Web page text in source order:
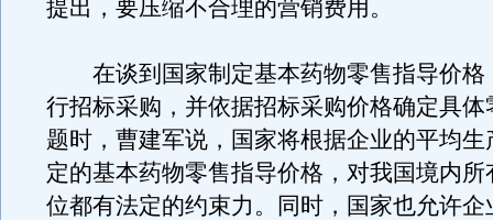
提出，要压缩不合理的营销费用。
在谈到国家制定基本药物零售指导价格
行招标采购，并依据招标采购价格确定具体
题时，曹建军说，国家将根据企业的平均生
定的基本药物零售指导价格，对我国境内所
位都有法定的约束力。同时，国家也允许企